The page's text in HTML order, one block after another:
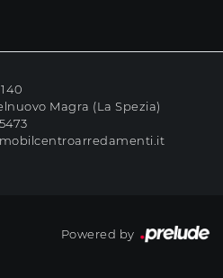
Magra (La Spezia)
Powered by